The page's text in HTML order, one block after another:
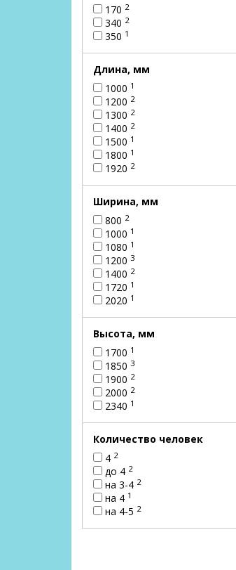
170 2
340 2
350 1
Длина, мм
1000 1
1200 2
1300 2
1400 2
1500 1
1800 1
1920 2
Ширина, мм
800 2
1000 1
1080 1
1200 3
1400 2
1720 1
2020 1
Высота, мм
1700 1
1850 3
1900 2
2000 2
2340 1
Количество человек
4 2
до 4 2
на 3-4 2
на 4 1
на 4-5 2